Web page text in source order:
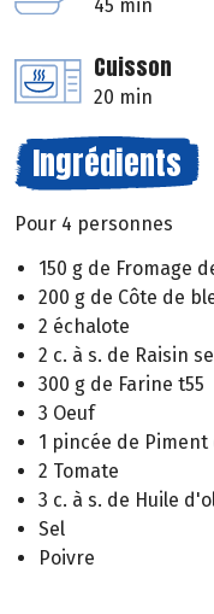
45 min
Cuisson
20 min
Ingrédients
Pour 4 personnes
150 g de Fromage
200 g de Côte de
2 échalote
2 c. à s. de Raisin
300 g de Farine t55
3 Oeuf
1 pincée de
2 Tomate
3 c. à s. de Huile
Sel
Poivre